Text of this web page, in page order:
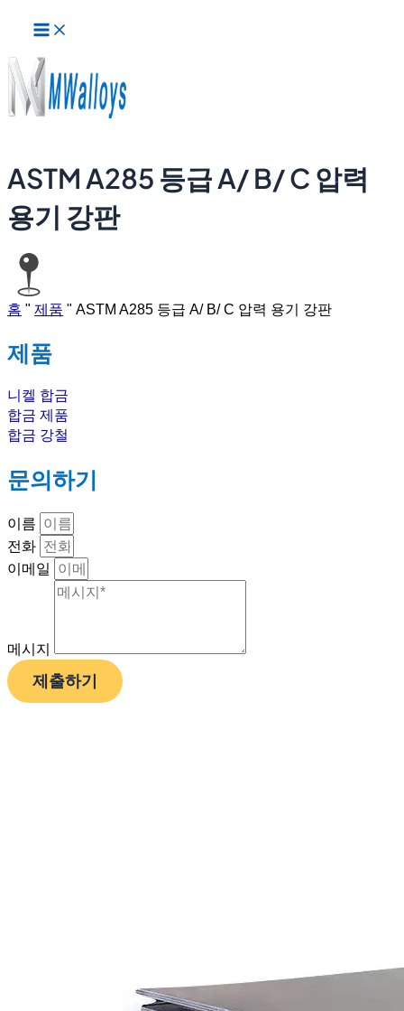
로
건
너
인
메
뉴
ASTM A285 등급 A/ B/ C 압력
용기 강판
홈 " 제품 " ASTM A285 등급 A/ B/ C 압력 용기 강판
제품
니켈 합금
합금 제품
합금 강철
문의하기
이름
전화
이메일
메시지
제출하기